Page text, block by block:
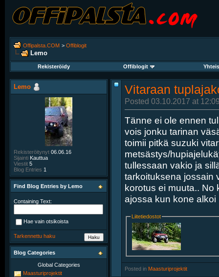
Offipalsta.COM > Offiblogit
Lemo
Rekisteröidy Offiblogit
Vitaraan
Posted 03.10.2017 at
Tänne ei ole ennen
vois jonku tarinan
toimii pitkä suzuki
metsästys/
tullessaan vakio ja
tarkoituksena jossain
korotus ei muuta.. No
ajossa kun kone alkoi
Liitetiedostot
Posted in Maasturiprojektit
Lemo
Rekisteröitynyt 06.06.16
Sijainti Kauttua
Viestit 5
Blog Entries 1
Find Blog Entries by Lemo
Containing Text:
Hae vain otsikoista
Tarkennettu haku
Blog Categories
Global Categories
Maasturiprojektit